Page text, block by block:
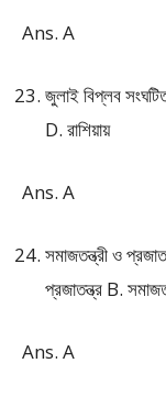
Ans. A
জুলাই বিপ্লব
D. রাশিয়ায়
Ans. A
সমাজতন্ত্রী ও
প্রজাতন্ত্র B.
Ans. A